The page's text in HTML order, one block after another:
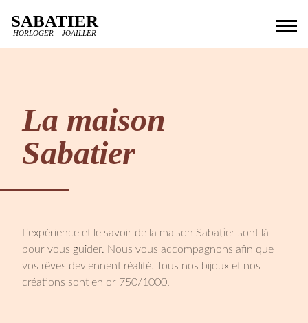
SABATIER
HORLOGER – JOAILLER
La maison
Sabatier
L’expérience et le savoir de la maison Sabatier sont là
pour vous guider. Nous vous accompagnons afin que
vos rêves deviennent réalité. Tous nos bijoux et nos
créations sont en or 750/1000.